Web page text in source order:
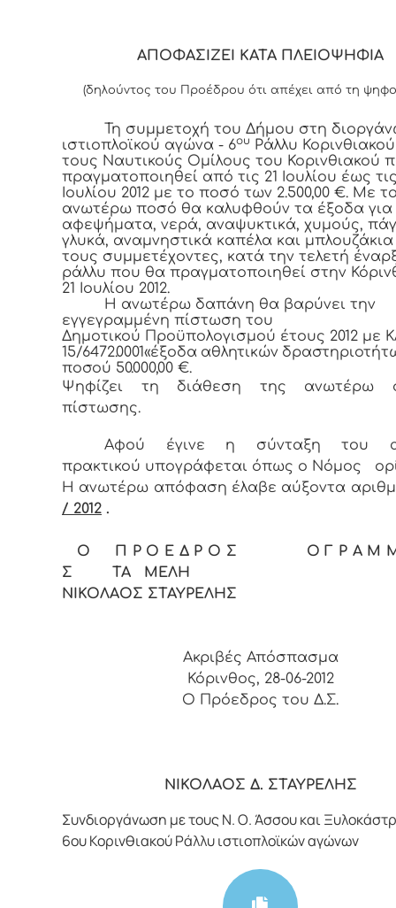
ΑΠΟΦΑΣΙΖΕΙ ΚΑΤΑ ΠΛΕΙΟΨΗΦΙΑ
(δηλούντος του Προέδρου ότι απέχει από τη
Τη συμμετοχή του Δήμου στη
ιστιοπλοϊκού αγώνα - 6ου Ράλλυ
τους Ναυτικούς Ομίλους του Κορινθιακού
πραγματοποιηθεί από τις 21 Ιουλίου έως
Ιουλίου 2012 με το ποσό των 2.500,00 €. Με
ανωτέρω ποσό θα καλυφθούν τα έξοδα για
αφεψήματα, νερά, αναψυκτικά, χυμούς,
γλυκά, αναμνηστικά καπέλα και μπλουζάκια
τους συμμετέχοντες, κατά την τελετή
ράλλυ που θα πραγματοποιηθεί στην
21 Ιουλίου 2012.
Η ανωτέρω δαπάνη θα βαρύνει την
εγγεγραμμένη πίστωση του
Δημοτικού Προϋπολογισμού έτους 2012 με
15/6472.0001«έξοδα αθλητικών
ποσού 50.000,00 €.
Ψηφίζει τη διάθεση της ανωτέρω
πίστωσης.
Αφού έγινε η σύνταξη του
πρακτικού υπογράφεται όπως ο Νόμος
Η ανωτέρω απόφαση έλαβε αύξοντα
/ 2012 .
Ο Π Ρ Ο Ε Δ Ρ Ο Σ Ο Γ Ρ Α Μ Μ
Σ ΤΑ ΜΕΛΗ
ΝΙΚΟΛΑΟΣ ΣΤΑΥΡΕΛΗΣ
Ακριβές Απόσπασμα
Κόρινθος, 28-06-2012
O Πρόεδρος του Δ.Σ.
ΝΙΚΟΛΑΟΣ Δ. ΣΤΑΥΡΕΛΗΣ
Συνδιοργάνωση με τους Ν. Ο. Άσσου και
6ου Κορινθιακού Ράλλυ ιστιοπλοϊκών αγώνων